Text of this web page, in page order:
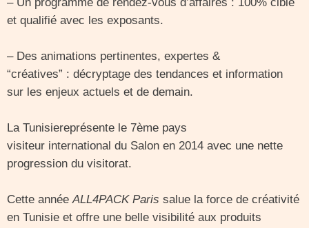
et qualifié avec les exposants.
– Des animations pertinentes, expertes &
“créatives” : décryptage des tendances et information
sur les enjeux actuels et de demain.
La Tunisiereprésente le 7ème pays
visiteur international du Salon en 2014 avec une nette
progression du visitorat.
Cette année ALL4PACK Paris salue la force de créativité
en Tunisie et offre une belle visibilité aux produits